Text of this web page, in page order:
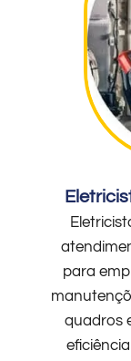
para
quadros